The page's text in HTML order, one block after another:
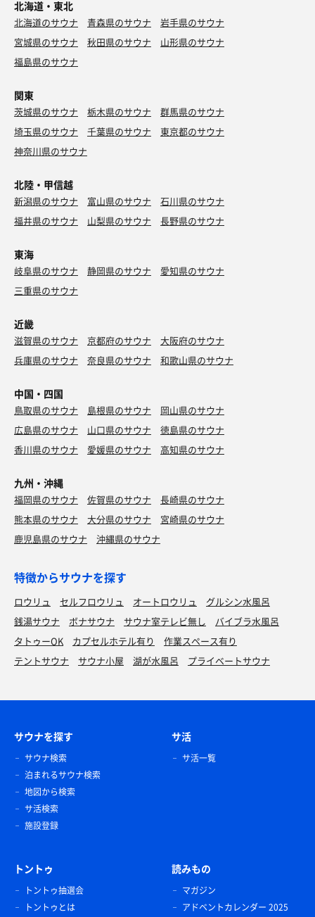
北海道・東北
北海道のサウナ 青森県のサウナ
岩手県のサウナ
宮城県のサウナ
秋田県のサウナ
山形県のサウナ
福島県のサウナ
関東
茨城県のサウナ 栃木県のサウナ
群馬県のサウナ
埼玉県のサウナ
千葉県のサウナ
東京都のサウナ
神奈川県のサウナ
北陸・甲信越
新潟県のサウナ 富山県のサウナ
石川県のサウナ
福井県のサウナ
山梨県のサウナ 長野県のサウナ
東海
岐阜県のサウナ 静岡県のサウナ
愛知県のサウナ
三重県のサウナ
近畿
滋賀県のサウナ 京都府のサウナ
大阪府のサウナ
兵庫県のサウナ
奈良県のサウナ 和歌山県のサウナ
中国・四国
鳥取県のサウナ 島根県のサウナ
岡山県のサウナ
広島県のサウナ
山口県のサウナ
徳島県のサウナ
香川県のサウナ
愛媛県のサウナ 高知県のサウナ
九州・沖縄
福岡県のサウナ 佐賀県のサウナ
長崎県のサウナ
熊本県のサウナ
大分県のサウナ
宮崎県のサウナ
鹿児島県のサウナ
沖縄県のサウナ
特徴からサウナを探す
ロウリュ セルフロウリュ オートロウリュ
グルシン水風呂
銭湯サウナ
ボナサウナ サウナ室テレビ無し
バイブラ水風呂
タトゥーOK
カプセルホテル有り
作業スペース有り
テントサウナ
サウナ小屋 湖が水風呂 プライベートサウナ
サウナを探す
サウナ検索
泊まれるサウナ検索
地図から検索
サ活検索
施設登録
サ活
サ活一覧
トントゥ
トントゥ抽選会
トントゥとは
読みもの
マガジン
アドベントカレンダー 2025